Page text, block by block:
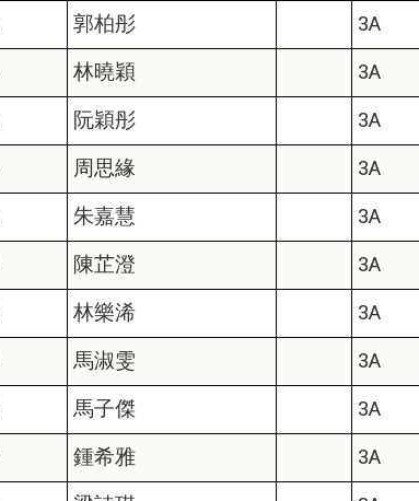
郭柏彤 3A
林曉穎 3A
阮穎彤 3A
周思緣 3A
朱嘉慧 3A
陳芷澄 3A
林樂浠 3A
馬淑雯 3A
馬子傑 3A
鍾希雅 3A